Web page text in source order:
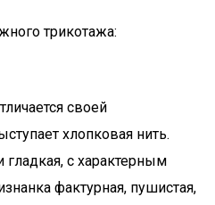
трикотажа:
своей
хлопковая нить.
гладкая, с характерным
фактурная, пушистая,